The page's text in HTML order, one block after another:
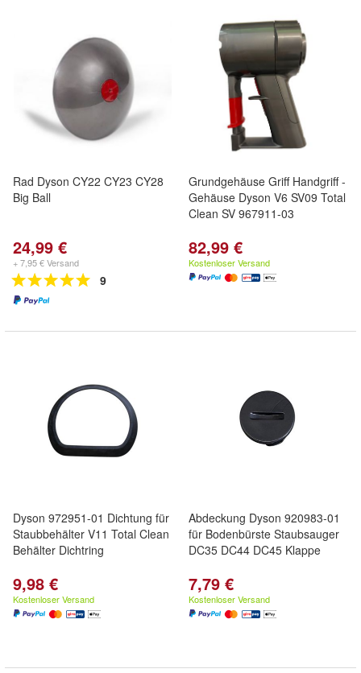
Rad Dyson CY22 CY23 CY28
Big Ball
24,99 €
+ 7,95 € Versand
9
Grundgehäuse Griff Handgriff -
Gehäuse Dyson V6 SV09 Total
Clean SV 967911-03
82,99 €
Kostenloser Versand
Dyson 972951-01 Dichtung für
Staubbehälter V11 Total Clean
Behälter Dichtring
9,98 €
Kostenloser Versand
Abdeckung Dyson 920983-01
für Bodenbürste Staubsauger
DC35 DC44 DC45 Klappe
7,79 €
Kostenloser Versand